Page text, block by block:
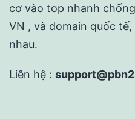
cơ vào top nhanh
VN , và domain quốc
nhau.
Liên hệ :